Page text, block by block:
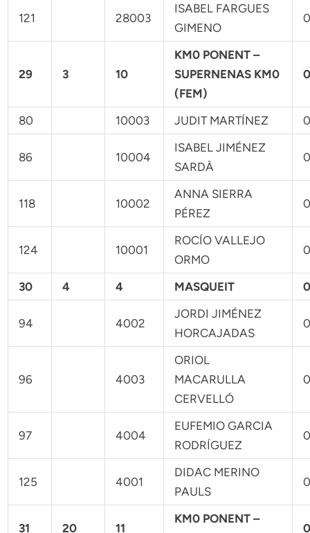
121 28003
ISABEL FARGUES
GIMENO
29 3 10
KM0 PONENT –
SUPERNENAS KM0
(FEM)
80 10003 JUDIT MARTÍNEZ
86 10004
ISABEL JIMÉNEZ
SARDÀ
118 10002
ANNA SIERRA
PÉREZ
124 10001
ROCÍO VALLEJO
ORMO
30 4 4 MASQUEIT
94 4002
JORDI JIMÉNEZ
HORCAJADAS
96 4003
ORIOL
MACARULLA
CERVELLÓ
97 4004
EUFEMIO GARCIA
RODRÍGUEZ
125 4001
DIDAC MERINO
PAULS
31 20 11
KM0 PONENT –